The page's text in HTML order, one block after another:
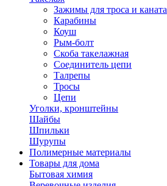
Зажимы для троса и каната
Карабины
Коуш
Рым-болт
Скоба такелажная
Соединитель цепи
Талрепы
Тросы
Цепи
Уголки, кронштейны
Шайбы
Шпильки
Шурупы
Полимерные материалы
Товары для дома
Бытовая химия